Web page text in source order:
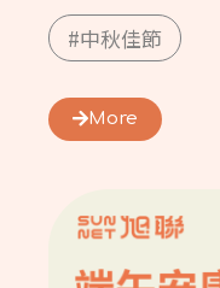
#中秋佳節
More